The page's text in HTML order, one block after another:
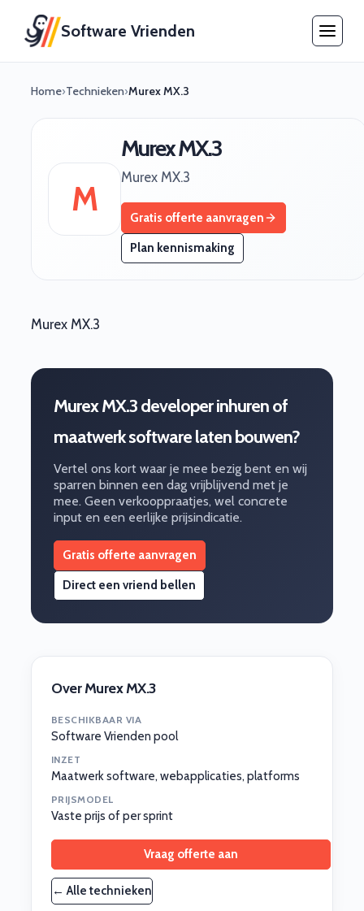
Software Vrienden
Home›Technieken›Murex MX.3
M
Murex MX.3
Murex MX.3
Gratis offerte aanvragen
Plan kennismaking
Murex MX.3
Murex MX.3 developer inhuren of
maatwerk software laten bouwen?
Vertel ons kort waar je mee bezig bent en wij
sparren binnen een dag vrijblijvend met je
mee. Geen verkooppraatjes, wel concrete
input en een eerlijke prijsindicatie.
Gratis offerte aanvragen
Direct een vriend bellen
Over Murex MX.3
BESCHIKBAAR VIA
Software Vrienden pool
INZET
Maatwerk software, webapplicaties, platforms
PRIJSMODEL
Vaste prijs of per sprint
Vraag offerte aan
← Alle technieken